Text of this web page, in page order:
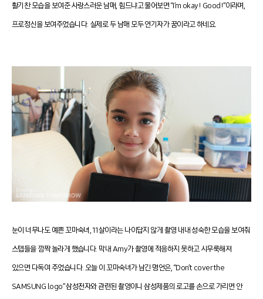
활기찬 모습을 보여준 사랑스러운 남매, 힘드냐고 물어보면 “I’m okay! Good!”이라며,
프로정신을 보여주었습니다. 실제로 두 남매 모두 연기자가 꿈이라고 하네요.
눈이 너무나도 예쁜 꼬마숙녀, 11살이라는 나이답지 않게 촬영 내내 성숙한 모습을 보여줘
스텝들을 깜짝 놀라게 했습니다. 막내 Amy가 촬영에 적응하지 못하고 시무룩해져
있으면 다독여 주었습니다. 오늘 이 꼬마숙녀가 남긴 명언은, “Don’t cover the
SAMSUNG logo” 삼성전자와 관련된 촬영이니 삼성제품의 로고를 손으로 가리면 안